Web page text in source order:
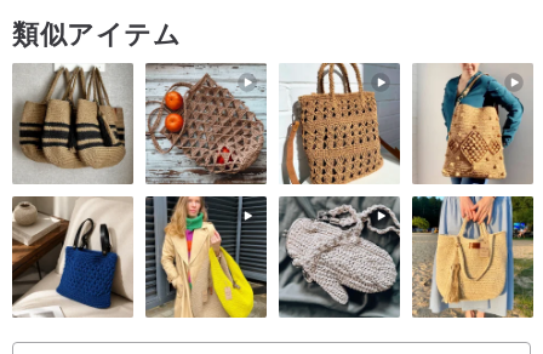
類似アイテム